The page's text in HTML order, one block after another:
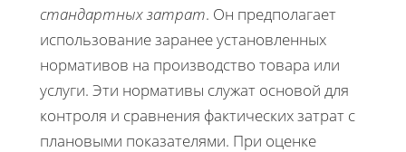
стандартных затрат. Он предполагает
использование заранее установленных
нормативов на производство товара или
услуги. Эти нормативы служат основой для
контроля и сравнения фактических затрат с
плановыми показателями. При оценке